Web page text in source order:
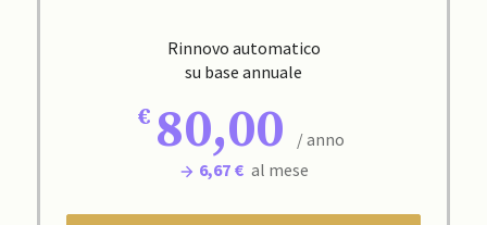
Rinnovo automatico
su base annuale
80,00
/ anno
6,67 € al mese